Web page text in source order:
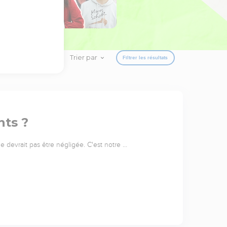
Trier par Filtrer les résultats
?
devrait pas être négligée. C'est notre …